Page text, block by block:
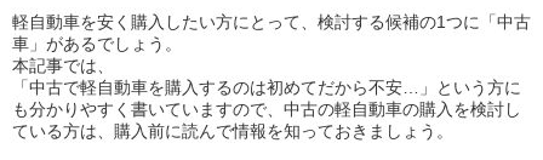
軽自動車を安く購入したい方にとって、検討する候補の1つに「中古
車」があるでしょう。
本記事では、
「中古で軽自動車を購入するのは初めてだから不安…」という方に
も分かりやすく書いていますので、中古の軽自動車の購入を検討し
ている方は、購入前に読んで情報を知っておきましょう。